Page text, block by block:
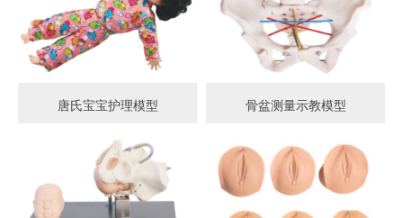
唐氏宝宝护理模型 骨盆测量示教模型